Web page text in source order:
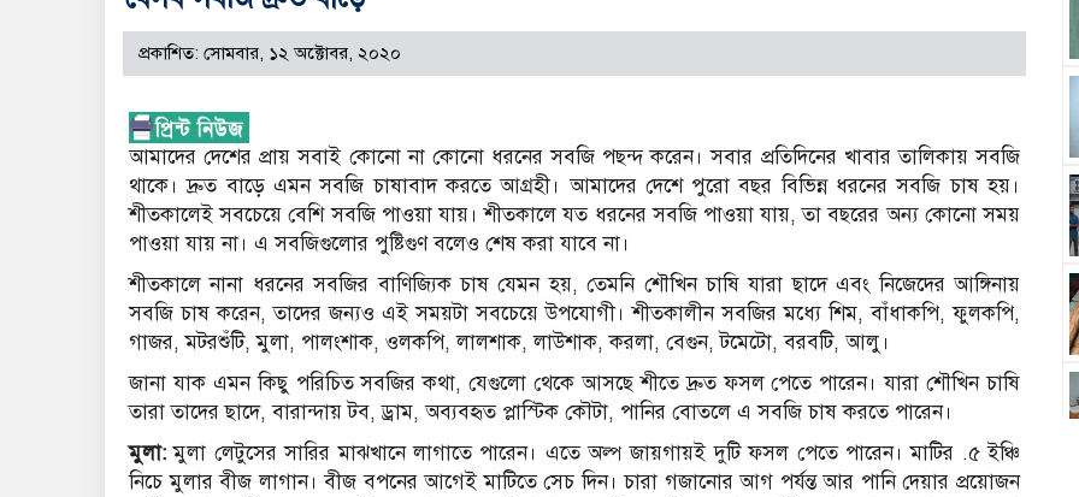
প্রকাশিত: সোমবার, ১২ অক্টোবর, ২০২০
আমাদের দেশের প্রায় সবাই কোনো না কোনো ধরনের সবজি পছন্দ করেন। সবার প্রতিদিনের খাবার তালিকায় সবজি
থাকে। দ্রুত বাড়ে এমন সবজি চাষাবাদ করতে আগ্রহী। আমাদের দেশে পুরো বছর বিভিন্ন ধরনের সবজি চাষ হয়।
শীতকালেই সবচেয়ে বেশি সবজি পাওয়া যায়। শীতকালে যত ধরনের সবজি পাওয়া যায়, তা বছরের অন্য কোনো সময়
পাওয়া যায় না। এ সবজিগুলোর পুষ্টিগুণ বলেও শেষ করা যাবে না।
শীতকালে নানা ধরনের সবজির বাণিজ্যিক চাষ যেমন হয়, তেমনি শৌখিন চাষি যারা ছাদে এবং নিজেদের আঙ্গিনায়
সবজি চাষ করেন, তাদের জন্যও এই সময়টা সবচেয়ে উপযোগী। শীতকালীন সবজির মধ্যে শিম, বাঁধাকপি, ফুলকপি,
গাজর, মটরশুঁটি, মুলা, পালংশাক, ওলকপি, লালশাক, লাউশাক, করলা, বেগুন, টমেটো, বরবটি, আলু।
জানা যাক এমন কিছু পরিচিত সবজির কথা, যেগুলো থেকে আসছে শীতে দ্রুত ফসল পেতে পারেন। যারা শৌখিন চাষি
তারা তাদের ছাদে, বারান্দায় টব, ড্রাম, অব্যবহৃত প্লাস্টিক কৌটা, পানির বোতলে এ সবজি চাষ করতে পারেন।
মুলা: মুলা লেটুসের সারির মাঝখানে লাগাতে পারেন। এতে অল্প জায়গায়ই দুটি ফসল পেতে পারেন। মাটির .৫ ইঞ্চি
নিচে মুলার বীজ লাগান। বীজ বপনের আগেই মাটিতে সেচ দিন। চারা গজানোর আগ পর্যন্ত আর পানি দেয়ার প্রয়োজন